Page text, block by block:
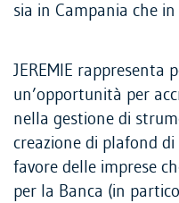
sia in Campania che in
JEREMIE rappresenta
un’opportunità per
nella gestione di
creazione di plafond di
favore delle imprese
per la Banca (in